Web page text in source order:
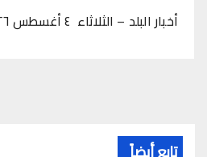
أخبار البلد – الثلاثاء ٤ أغسطس ٢٠٢٦م